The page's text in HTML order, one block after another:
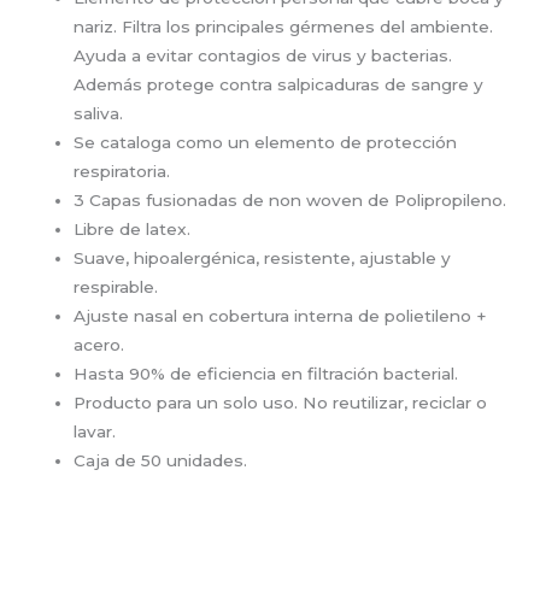
nariz. Filtra los principales gérmenes del ambiente.
Ayuda a evitar contagios de virus y bacterias.
Además protege contra salpicaduras de sangre y
saliva.
Se cataloga como un elemento de protección
respiratoria.
3 Capas fusionadas de non woven de Polipropileno.
Libre de latex.
Suave, hipoalergénica, resistente, ajustable y
respirable.
Ajuste nasal en cobertura interna de polietileno +
acero.
Hasta 90% de eficiencia en filtración bacterial.
Producto para un solo uso. No reutilizar, reciclar o
lavar.
Caja de 50 unidades.